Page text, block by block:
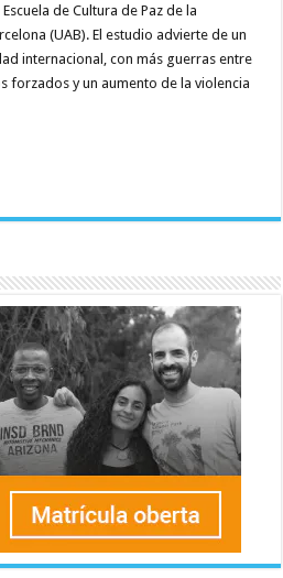
de Cultura de Paz de la
(UAB). El estudio advierte de un
internacional, con más guerras entre
forzados y un aumento de la violencia